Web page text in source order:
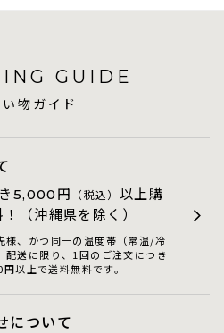
GUIDE
物ガイド
5,000 円 （税込） 以上購
（沖縄県を除く）
様、かつ同一の温度帯（常温/冷
配送に限り、1回のご注文につき
以上で送料無料です。
について